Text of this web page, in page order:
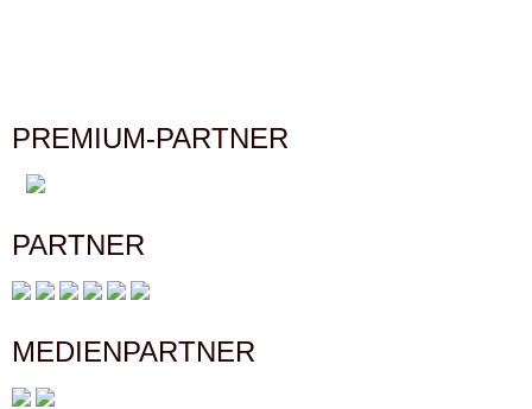
PREMIUM-PARTNER
PARTNER
MEDIENPARTNER